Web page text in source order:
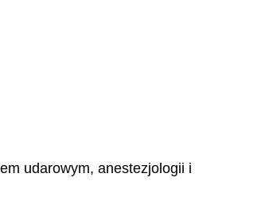
udarowym, anestezjologii i